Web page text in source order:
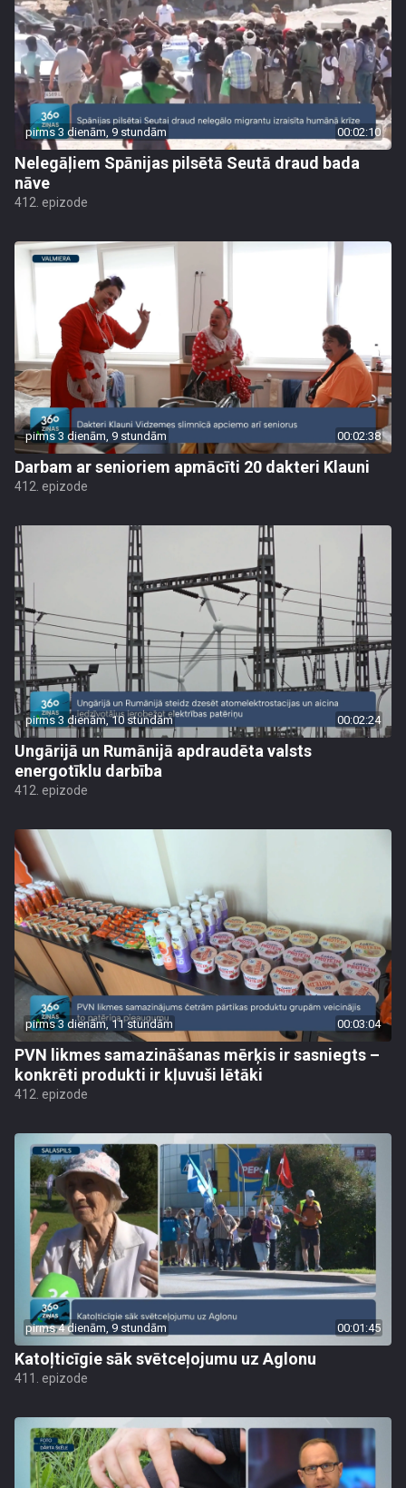
pirms 3 dienām, 9 stundām 00:02:10
Nelegāļiem Spānijas pilsētā Seutā draud bada
nāve
412. epizode
pirms 3 dienām, 9 stundām 00:02:38
Darbam ar senioriem apmācīti 20 dakteri Klauni
412. epizode
pirms 3 dienām, 10 stundām 00:02:24
Ungārijā un Rumānijā apdraudēta valsts
energotīklu darbība
412. epizode
pirms 3 dienām, 11 stundām 00:03:04
PVN likmes samazināšanas mērķis ir sasniegts –
konkrēti produkti ir kļuvuši lētāki
412. epizode
pirms 4 dienām, 9 stundām 00:01:45
Katoļticīgie sāk svētceļojumu uz Aglonu
411. epizode